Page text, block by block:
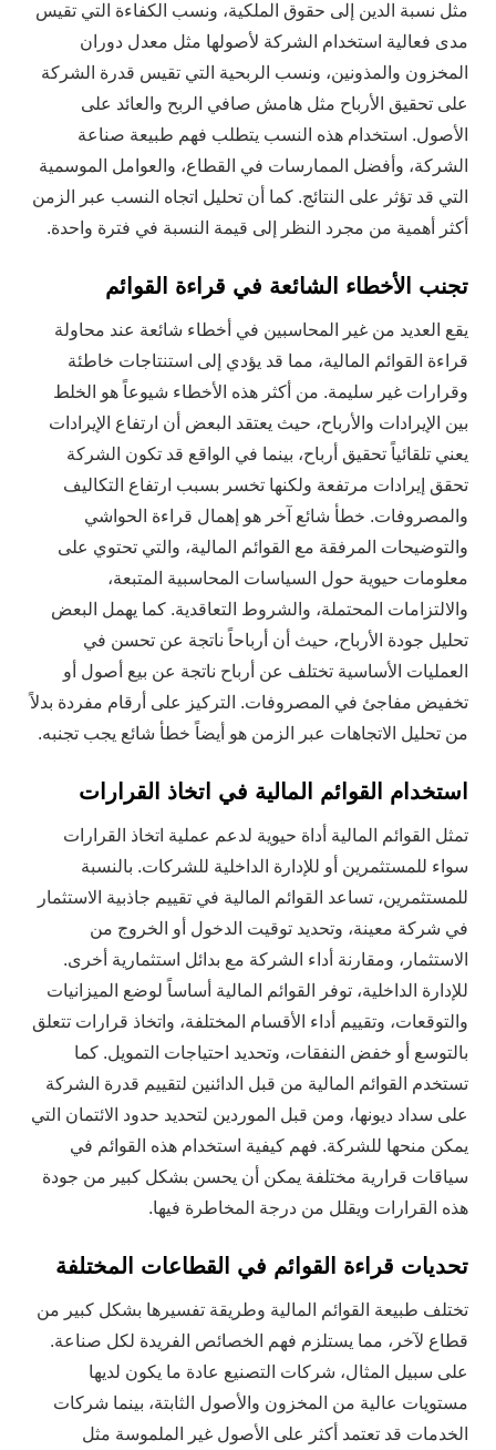
مثل نسبة الدين إلى حقوق الملكية، ونسب الكفاءة التي تقيس
مدى فعالية استخدام الشركة لأصولها مثل معدل دوران
المخزون والمذونين، ونسب الربحية التي تقيس قدرة الشركة
على تحقيق الأرباح مثل هامش صافي الربح والعائد على
الأصول. استخدام هذه النسب يتطلب فهم طبيعة صناعة
الشركة، وأفضل الممارسات في القطاع، والعوامل الموسمية
التي قد تؤثر على النتائج. كما أن تحليل اتجاه النسب عبر الزمن
أكثر أهمية من مجرد النظر إلى قيمة النسبة في فترة واحدة.
تجنب الأخطاء الشائعة في قراءة القوائم
يقع العديد من غير المحاسبين في أخطاء شائعة عند محاولة
قراءة القوائم المالية، مما قد يؤدي إلى استنتاجات خاطئة
وقرارات غير سليمة. من أكثر هذه الأخطاء شيوعاً هو الخلط
بين الإيرادات والأرباح، حيث يعتقد البعض أن ارتفاع الإيرادات
يعني تلقائياً تحقيق أرباح، بينما في الواقع قد تكون الشركة
تحقق إيرادات مرتفعة ولكنها تخسر بسبب ارتفاع التكاليف
والمصروفات. خطأ شائع آخر هو إهمال قراءة الحواشي
والتوضيحات المرفقة مع القوائم المالية، والتي تحتوي على
معلومات حيوية حول السياسات المحاسبية المتبعة،
والالتزامات المحتملة، والشروط التعاقدية. كما يهمل البعض
تحليل جودة الأرباح، حيث أن أرباحاً ناتجة عن تحسن في
العمليات الأساسية تختلف عن أرباح ناتجة عن بيع أصول أو
تخفيض مفاجئ في المصروفات. التركيز على أرقام مفردة بدلاً
من تحليل الاتجاهات عبر الزمن هو أيضاً خطأ شائع يجب تجنبه.
استخدام القوائم المالية في اتخاذ القرارات
تمثل القوائم المالية أداة حيوية لدعم عملية اتخاذ القرارات
سواء للمستثمرين أو للإدارة الداخلية للشركات. بالنسبة
للمستثمرين، تساعد القوائم المالية في تقييم جاذبية الاستثمار
في شركة معينة، وتحديد توقيت الدخول أو الخروج من
الاستثمار، ومقارنة أداء الشركة مع بدائل استثمارية أخرى.
للإدارة الداخلية، توفر القوائم المالية أساساً لوضع الميزانيات
والتوقعات، وتقييم أداء الأقسام المختلفة، واتخاذ قرارات تتعلق
بالتوسع أو خفض النفقات، وتحديد احتياجات التمويل. كما
تستخدم القوائم المالية من قبل الدائنين لتقييم قدرة الشركة
على سداد ديونها، ومن قبل الموردين لتحديد حدود الائتمان التي
يمكن منحها للشركة. فهم كيفية استخدام هذه القوائم في
سياقات قرارية مختلفة يمكن أن يحسن بشكل كبير من جودة
هذه القرارات ويقلل من درجة المخاطرة فيها.
تحديات قراءة القوائم في القطاعات المختلفة
تختلف طبيعة القوائم المالية وطريقة تفسيرها بشكل كبير من
قطاع لآخر، مما يستلزم فهم الخصائص الفريدة لكل صناعة.
على سبيل المثال، شركات التصنيع عادة ما يكون لديها
مستويات عالية من المخزون والأصول الثابتة، بينما شركات
الخدمات قد تعتمد أكثر على الأصول غير الملموسة مثل